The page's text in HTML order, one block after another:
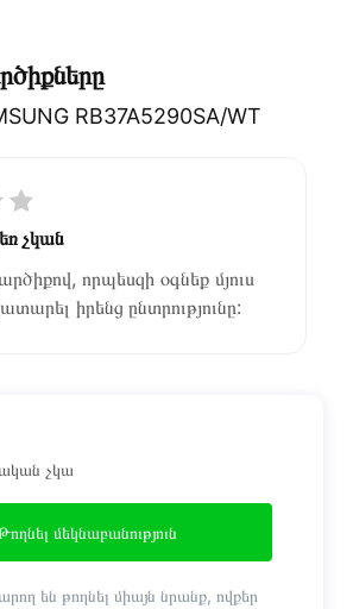
RB37A5290SA/WT
չկան
որպեսզի օգնեք մյուս
իրենց ընտրությունը:
չկա
Թողնել մեկնաբանություն
են թողնել միայն նրանք, ովքեր